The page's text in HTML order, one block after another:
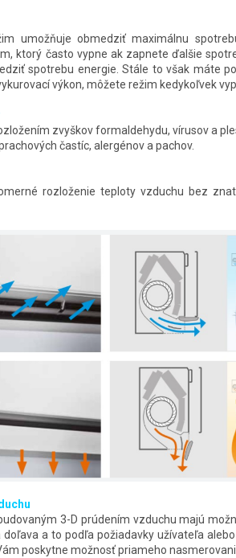
umožňuje obmedziť maximálnu
ktorý často vypne ak zapnete ďalšie
spotrebu energie. Stále to však máte
výkon, môžete režim kedykoľvek
zvyškov formaldehydu, vírusov a
častíc, alergénov a pachov.
rozloženie teploty vzduchu bez
3-D prúdením vzduchu majú
doľava a to podľa požiadavky užívateľa
poskytne možnosť priameho